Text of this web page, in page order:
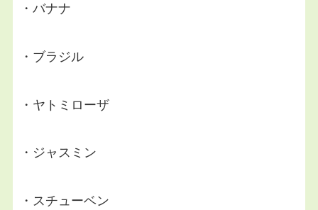
・バナナ
・ブラジル
・ヤトミローザ
・ジャスミン
・スチューベン